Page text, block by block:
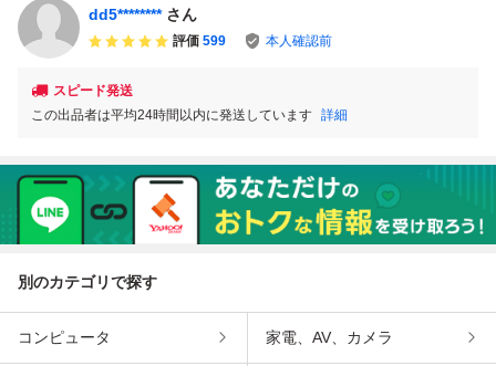
dd5******** さん
評価 599 本人確認前
スピード発送
この出品者は平均24時間以内に発送しています 詳細
別のカテゴリで探す
コンピュータ 家電、AV、カメラ